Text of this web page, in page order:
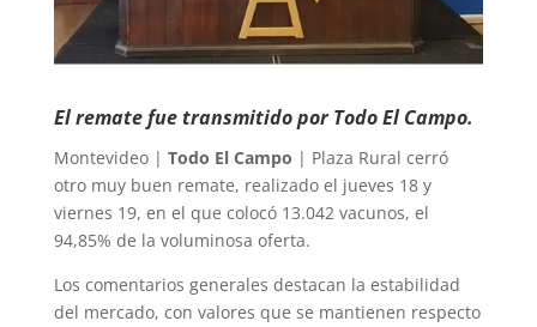
El remate fue transmitido por Todo El Campo.
Montevideo | Todo El Campo | Plaza Rural cerró
otro muy buen remate, realizado el jueves 18 y
viernes 19, en el que colocó 13.042 vacunos, el
94,85% de la voluminosa oferta.
Los comentarios generales destacan la estabilidad
del mercado, con valores que se mantienen respecto